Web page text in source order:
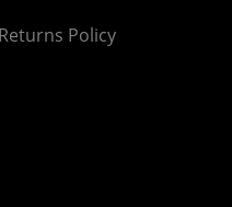
Returns Policy